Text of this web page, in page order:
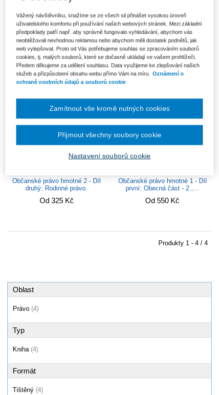
Občanský zákoník (zák. č.
89/2012 Sb.). Komentář.
Svazek II...
Od 1 749 Kč
Občanské právo hmotné 4 - Díl
čtvrtý: Dědické právo
Od 325 Kč
Občanské právo hmotné 2 - Díl
druhý: Rodinné právo.
Od 325 Kč
Občanské právo hmotné 1 - Díl
první: Obecná část - 2.,...
Od 550 Kč
Produkty 1 - 4 / 4
Oblast
Právo (4)
Typ
Kniha (4)
Formát
Tištěný (4)
Vážený návštěvníku, snažíme se ze všech sil přinášet vysokou úroveň
uživatelského komfortu při používání našich webových stránek. Mezi základní
předpoklady patří např. aby správně fungovalo vyhledávání, abychom vás
neobtěžovali nevhodnou reklamou nebo abychom měli dostatek podnětů, jak
web vylepšovat. Proto od Vás potřebujeme souhlas se zpracováním souborů
cookies, tj. malých souborů, které se dočasně ukládají ve vašem prohlížeči.
Předem děkujeme za udělení souhlasu. Data využijeme ke zlepšování našich
služeb a přizpůsobení obsahu webu přímo Vám na míru. Oznámení o
ochraně osobních údajů a souborů cookie
Nastavení souborů cookie
Zamítnout vše kromě nutných cookies
Přijmout všechny soubory cookie